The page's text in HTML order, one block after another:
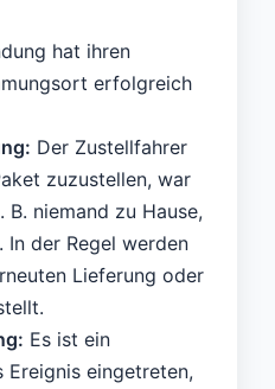
hat ihren
erfolgreich
Der Zustellfahrer
zuzustellen, war
niemand zu Hause,
In der Regel werden
Lieferung oder
Es ist ein
Ereignis eingetreten,